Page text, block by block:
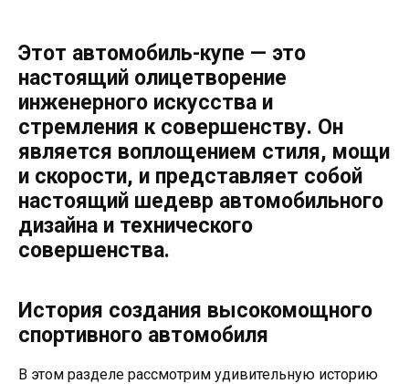
Этот автомобиль-купе — это
настоящий олицетворение
инженерного искусства и
стремления к совершенству. Он
является воплощением стиля, мощи
и скорости, и представляет собой
настоящий шедевр автомобильного
дизайна и технического
совершенства.
История создания высокомощного
спортивного автомобиля
В этом разделе рассмотрим удивительную историю